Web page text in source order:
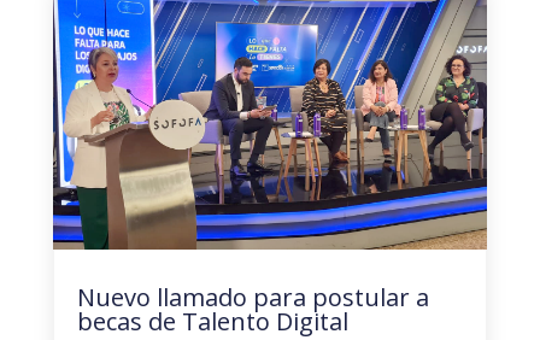
Nuevo llamado para postular a
becas de Talento Digital